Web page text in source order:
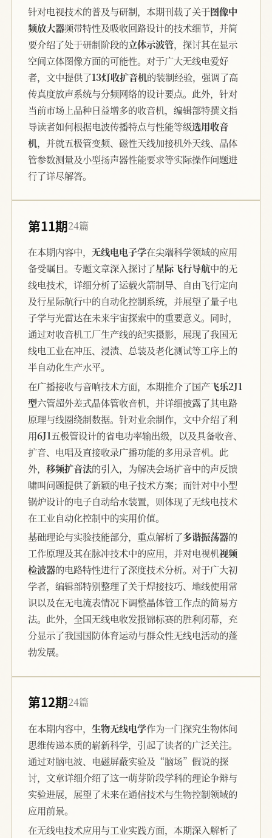
针对电视技术的普及与研制，本期刊载了关于图像中
频放大器频带特性及吸收回路设计的技术细节，并简
要介绍了处于研制阶段的立体示波管，探讨其在显示
空间立体图像方面的可能性。对于广大无线电爱好
者，文中提供了13灯收扩音机的装制经验，强调了高
传真度放声系统与分频网络的设计要点。此外，针对
当前市场上品种日益增多的收音机，编辑部特撰文指
导读者如何根据电波传播特点与性能等级选用收音
机，并就五极管变频、磁性天线加接机外天线、晶体
管参数测量及小型扬声器性能要求等实际操作问题进
行了详尽解答。
第11期24篇
在本期内容中， 无线电电子学在尖端科学领域的应用
备受瞩目。专题文章深入探讨了星际飞行导航中的无
线电技术，详细分析了运载火箭制导、自由飞行定向
及行星际航行中的自动化控制系统，并展望了量子电
子学与光雷达在未来宇宙探索中的重要意义。同时，
通过对收音机工厂生产线的纪实摄影，展现了我国无
线电工业在冲压、浸渍、总装及老化测试等工序上的
半自动化生产水平。
在广播接收与音响技术方面，本期推介了国产飞乐2J1
型六管超外差式晶体管收音机，并详细披露了其电路
原理与线圈绕制数据。针对业余制作，文中介绍了利
用6J1五极管设计的省电功率输出级，以及具备收音、
扩音、电唱及直接收录广播功能的多用录音机。此
外， 移频扩音法的引入，为解决会场扩音中的声反馈
啸叫问题提供了新颖的电子技术方案；而针对中小型
锅炉设计的电子自动给水装置，则体现了无线电技术
在工业自动化控制中的实用价值。
基础理论与实验技能部分，重点解析了多谐振荡器的
工作原理及其在脉冲技术中的应用，并对电视机视频
检波器的电路特性进行了深度技术分析。对于广大初
学者，编辑部特别整理了关于焊接技巧、地线使用常
识以及在无电流表情况下调整晶体管工作点的简易方
法。此外，全国无线电收发报锦标赛的胜利闭幕，充
分显示了我国国防体育运动与群众性无线电活动的蓬
勃发展。
第12期24篇
在本期内容中， 生物无线电学作为一门探究生物体间
思维传递本质的崭新科学，引起了读者的广泛关注。
通过对脑电波、电磁屏蔽实验及“脑场”假说的探
讨，文章详细介绍了这一萌芽阶段学科的理论争辩与
实验进展，展望了未来在通信技术与生物控制领域的
应用前景。
在无线电技术应用与工业实践方面，本期深入解析了